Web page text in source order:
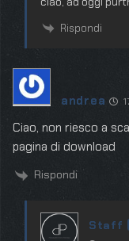
Rispondi
andrea
Ciao, non riesco a
pagina di download
Rispondi
Staff